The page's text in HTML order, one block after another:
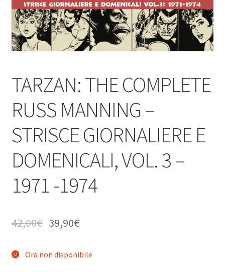
TARZAN: THE COMPLETE
RUSS MANNING –
STRISCE GIORNALIERE E
DOMENICALI, VOL. 3 –
1971 -1974
42,00€ 39,90€
Ora non disponibile